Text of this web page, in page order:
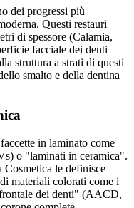
dei progressi più
Questi restauri
di spessore (Calamia,
facciale dei denti
struttura a strati di questi
smalto e della dentina
in laminato come
o "laminati in ceramica".
le definisce
materiali colorati come i
dei denti" (AACD,